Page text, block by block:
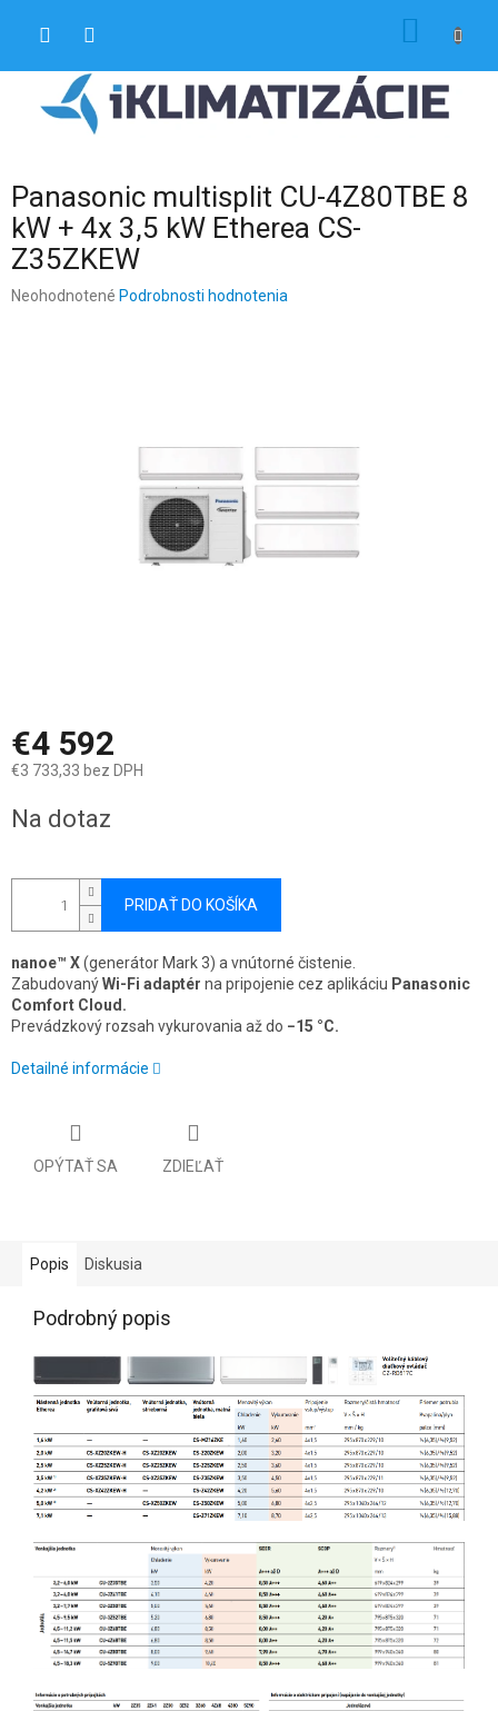
Panasonic multisplit CU-4Z80TBE 8
kW + 4x 3,5 kW Etherea CS-
Z35ZKEW
Priemerné
Neohodnotené Podrobnosti hodnotenia
€4 592
€3 733,33 bez DPH
cena:
Na dotaz
PRIDAŤ DO KOŠÍKA
nanoe™ X(generátor Mark 3) a vnútorné čistenie.
ZabudovanýWi-Fi adaptér na pripojenie cez aplikáciu Panasonic
Comfort Cloud.
Prevádzkový rozsah vykurovania až do −15 °C.
Detailné informácie
OPÝTAŤ SA ZDIEĽAŤ
Popis Diskusia
Podrobný popis